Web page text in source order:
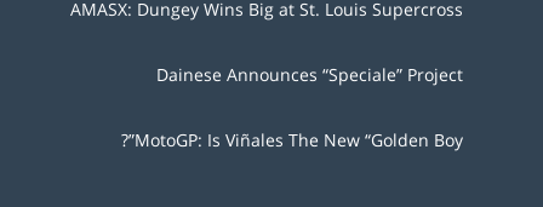
AMASX: Dungey Wins Big at St. Louis Supercross
Dainese Announces “Speciale” Project
MotoGP: Is Viñales The New “Golden Boy”?